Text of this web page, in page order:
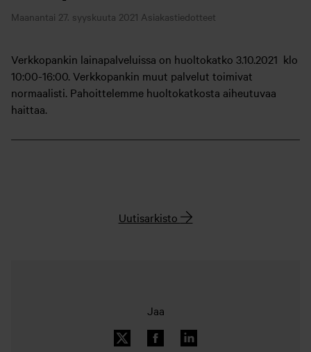
Maanantai 27. syyskuuta 2021 Asiakastiedotteet
Verkkopankin lainapalveluissa on huoltokatko 3.10.2021 klo
10:00-16:00. Verkkopankin muut palvelut toimivat
normaalisti. Pahoittelemme huoltokatkosta aiheutuvaa
haittaa.
Uutisarkisto
Jaa